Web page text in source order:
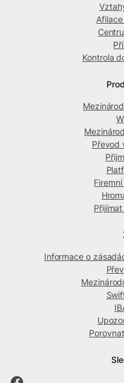
Kontrola
Převod
Informace o